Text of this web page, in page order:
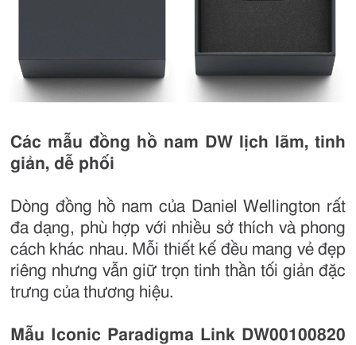
Các mẫu đồng hồ nam DW lịch lãm, tinh
giản, dễ phối
Dòng đồng hồ nam của Daniel Wellington rất
đa dạng, phù hợp với nhiều sở thích và phong
cách khác nhau. Mỗi thiết kế đều mang vẻ đẹp
riêng nhưng vẫn giữ trọn tinh thần tối giản đặc
trưng của thương hiệu.
Mẫu Iconic Paradigma Link DW00100820